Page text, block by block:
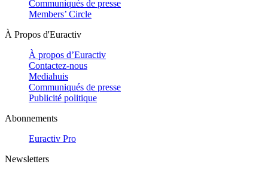
Communiqués de presse
Members’ Circle
À Propos d'Euractiv
À propos d’Euractiv
Contactez-nous
Mediahuis
Communiqués de presse
Publicité politique
Abonnements
Euractiv Pro
Newsletters